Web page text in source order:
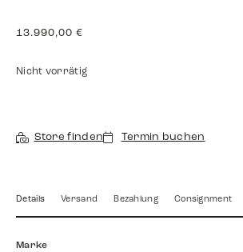
13.990,00 €
Nicht vorrätig
Store finden Termin buchen
Details Versand Bezahlung Consignment
Marke